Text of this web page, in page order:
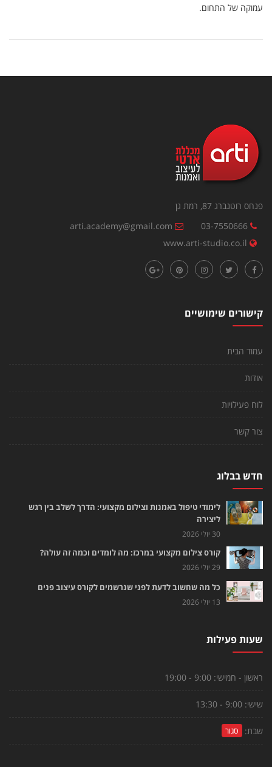
עמוקה של התחום.
פנחס רוטנברג 87, רמת גן
03-7550666
arti.academy@gmail.com
www.arti-studio.co.il
קישורים שימושיים
עמוד הבית
אודות
לוח פעילויות
צור קשר
חדש בבלוג
לימודי טיפול באמנות וצילום מקצועי: הדרך לשלב בין רגש
ליצירה
30 יולי 2026
קורס צילום מקצועי במרכז: מה לומדים וכמה זה עולה?
29 יולי 2026
כל מה שחשוב לדעת לפני שנרשמים לקורס עיצוב פנים
13 יולי 2026
שעות פעילות
ראשון - חמישי: 9:00 - 19:00
שישי: 9:00 - 13:30
שבת: סגור